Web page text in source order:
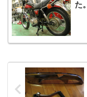
た。